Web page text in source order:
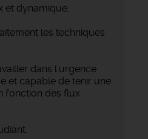
et dynamique,
les techniques
dans l’urgence
et capable de tenir une
fonction des flux